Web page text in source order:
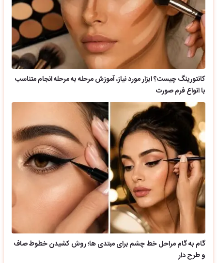
کانتورینگ چیست؟ ابزار مورد نیاز، آموزش مرحله به مرحله انجام متناسب
با انواع فرم صورت
گام به گام مراحل خط چشم برای مبتدی ها؛ روش کشیدن خطوط صاف
و طرح دار